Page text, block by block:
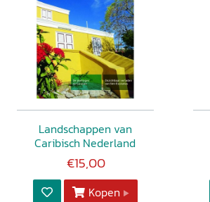
Landschappen van
Caribisch Nederland
€15,00
Kopen